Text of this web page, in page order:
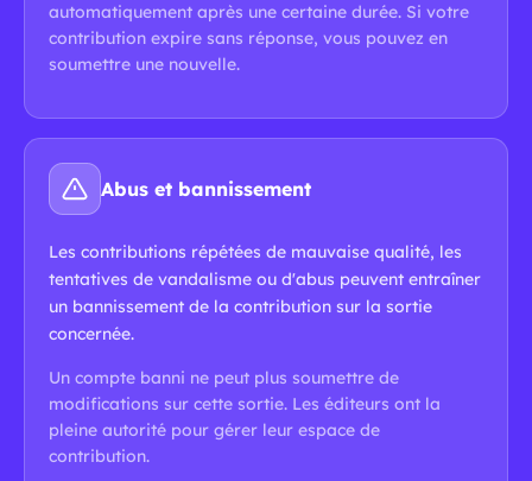
automatiquement après une certaine durée. Si votre
contribution expire sans réponse, vous pouvez en
soumettre une nouvelle.
Abus et bannissement
Les contributions répétées de mauvaise qualité, les
tentatives de vandalisme ou d'abus peuvent entraîner
un bannissement de la contribution sur la sortie
concernée.
Un compte banni ne peut plus soumettre de
modifications sur cette sortie. Les éditeurs ont la
pleine autorité pour gérer leur espace de
contribution.